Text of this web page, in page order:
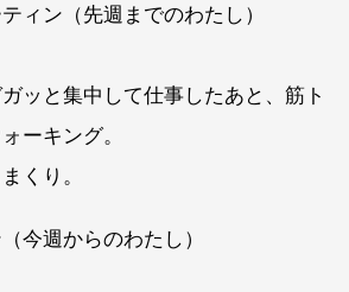
ィン（先週までのわたし）
ッと集中して仕事したあと、筋ト
ーキング。
くり。
今週からのわたし）